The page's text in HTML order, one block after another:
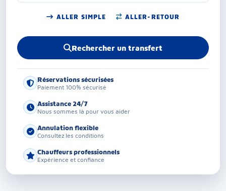
ALLER SIMPLE ALLER-RETOUR
Rechercher un transfert
Réservations sécurisées
Paiement 100% sécurisé
Assistance 24/7
Nous sommes là pour vous aider
Annulation flexible
Consultez les conditions
Chauffeurs professionnels
Expérience et confiance